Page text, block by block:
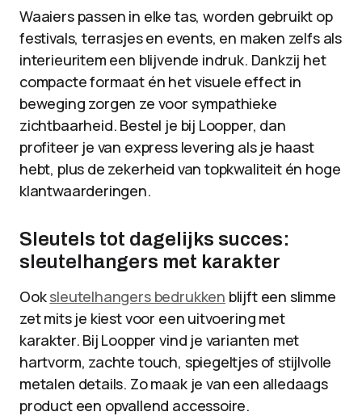
Waaiers passen in elke tas, worden gebruikt op
festivals, terrasjes en events, en maken zelfs als
interieuritem een blijvende indruk. Dankzij het
compacte formaat én het visuele effect in
beweging zorgen ze voor sympathieke
zichtbaarheid. Bestel je bij Loopper, dan
profiteer je van express levering als je haast
hebt, plus de zekerheid van topkwaliteit én hoge
klantwaarderingen.
Sleutels tot dagelijks succes:
sleutelhangers met karakter
Ooksleutelhangers bedrukken blijft een slimme
zet mits je kiest voor een uitvoering met
karakter. Bij Loopper vind je varianten met
hartvorm, zachte touch, spiegeltjes of stijlvolle
metalen details. Zo maak je van een alledaags
product een opvallend accessoire.